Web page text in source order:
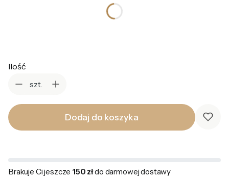
Ilość
szt.
Dodaj do koszyka
Brakuje Ci jeszcze 150 złdo darmowej dostawy